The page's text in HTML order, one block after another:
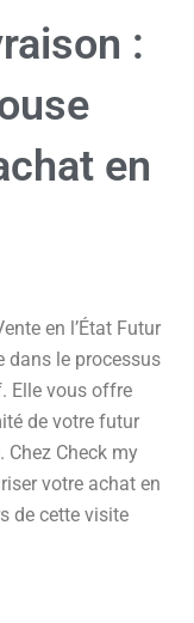
:
en
en l’État Futur
dans le processus
Elle vous offre
de votre futur
Check my
votre achat en
de cette visite